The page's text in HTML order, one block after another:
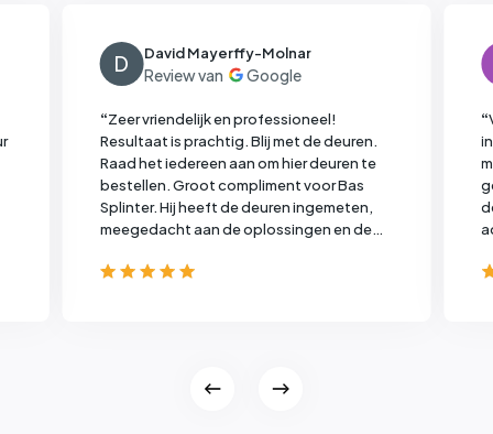
David Mayerffy-Molnar
D
“Zeer vriendelijk en professioneel!
Resultaat is prachtig. Blij met de deuren.
Raad het iedereen aan om hier deuren te
bestellen. Groot compliment voor Bas
Splinter. Hij heeft de deuren ingemeten,
meegedacht aan de oplossingen en de
Levertijd was helaas aanzienlijk langer dan
“